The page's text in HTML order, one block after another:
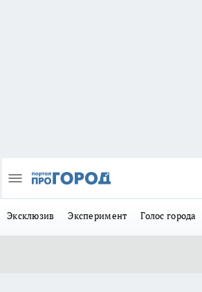
Эксклюзив Эксперимент Голос города